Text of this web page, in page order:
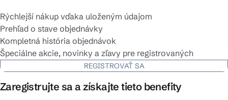
Rýchlejší nákup vďaka uloženým údajom
Prehľad o stave objednávky
Kompletná história objednávok
Špeciálne akcie, novinky a zľavy pre registrovaných
REGISTROVAŤ SA
Zaregistrujte sa a získajte tieto benefity